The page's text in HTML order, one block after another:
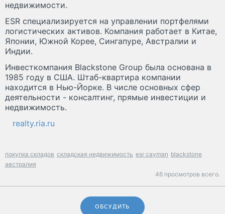
недвижимости.
ESR специализируется на управлении портфелями
логистических активов. Компания работает в Китае,
Японии, Южной Корее, Сингапуре, Австралии и
Индии.
Инвесткомпания Blackstone Group была основана в
1985 году в США. Штаб-квартира компании
находится в Нью-Йорке. В числе основных сфер
деятельности - консалтинг, прямые инвестиции и
недвижимость.
realty.ria.ru
покупка складов складская недвижимость esr cayman blackstone
австралия
46 просмотров всего.
ОБСУДИТЬ